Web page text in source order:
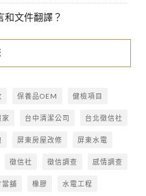
和文件翻譯？
保養品OEM 健檢項目
家 台中清潔公司 台北徵信社
屏東房屋改修 屏東水電
徵信社 徵信調查 感情調查
當舖 橡膠 水電工程